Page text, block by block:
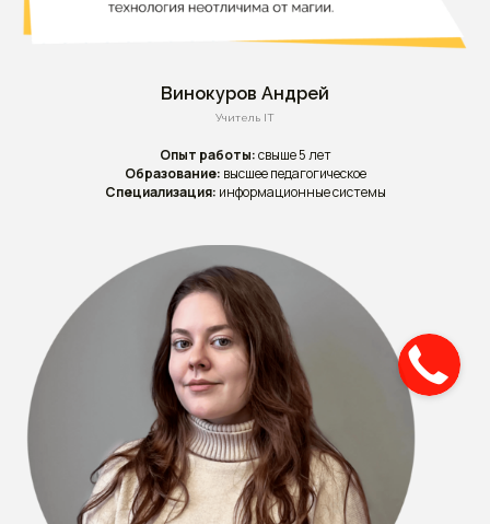
Винокуров Андрей
Учитель IT
Опыт работы:свыше 5 лет
Образование: высшее педагогическое
Специализация: информационные системы